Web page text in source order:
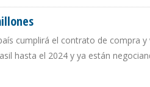
cumplirá el contrato de compra y
hasta el 2024 y ya están